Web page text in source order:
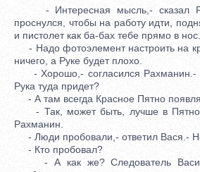
- Интересная мысль,- сказал
проснулся, чтобы на работу идти,
и пистолет как ба-бах тебе прямо в нос.
- Надо фотоэлемент настроить на
ничего, а Руке будет плохо.
- Хорошо,- согласился Рахманин.-
Рука туда придет?
- А там всегда Красное Пятно
- Так, может быть, лучше в Пятно
Рахманин.
- Люди пробовали,- ответил Вася.-
- Кто пробовал?
- А как же? Следователь